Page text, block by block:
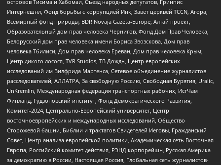
островов Тисима и Хабомаи, Съезд народных депутатов, Гринпис
Интернешнл, Фонд борьбы с коррупцией Инк, Завет церквей TCCN, Агора,
Всемирный фонд природы, BDR Novaja Gazeta-Europe, Алтай проект,
Образовательный дом прав человека Чернигов, Фонд Дом Прав Человека,
Белорусский дом прав человека имени Бориса Звозскова, Дом прав
человека Тбилиси, Дом прав человека Ереван, Дом прав человека Крым,
Центр дикого лосося, TVR Studios, ТВ Дождь, Центр европейских
исследований им Вилфрида Мартенса, Сетевое объединение журналистов
расследователей, АЛЛАТРА, За свободную Россию, Свободная Бурятия, Uralic,
UnKremlin, Международная федерация транспортных рабочих, ИстЧам
Финланд, Гудзоновский институт, Фонд Демократического Развития,
Комитет-2024, Центрально-Европейский университет, Центр
восточноевропейских и международных исследований, Общество
Сторожевой башни, Библии и трактатов Свидетелей Иеговы, Гражданский
Совет, Центр анализа европейской политики, Академическая сеть Восточная
Европа, Российский комитет действия, РЭНД корпорейшн, Русская Америка
за демократию в России, Настоящая Россия, Глобальная сеть журналистов-